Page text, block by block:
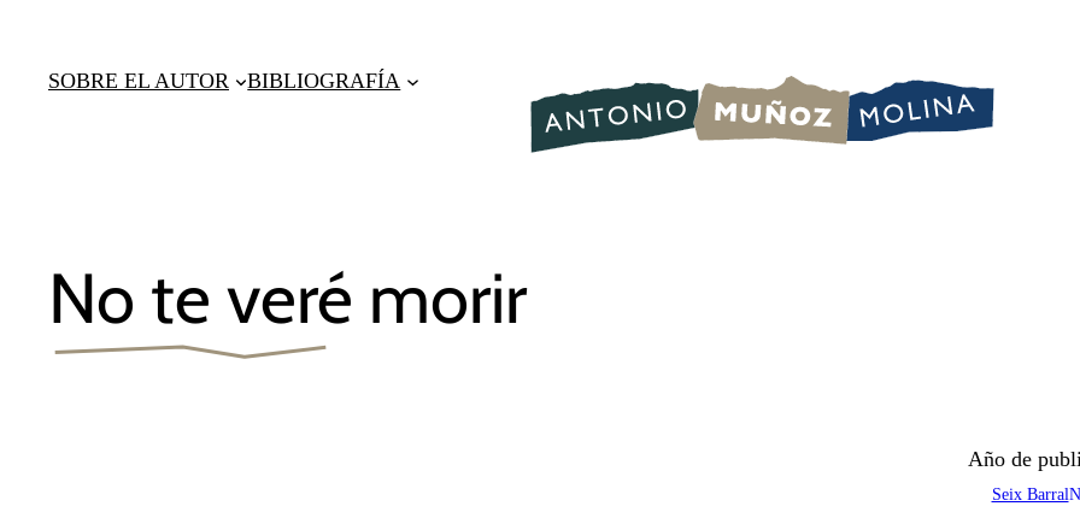
contenido
SOBRE EL AUTOR BIBLIOGRAFÍA
No te veré morir
Año de
Seix Barral